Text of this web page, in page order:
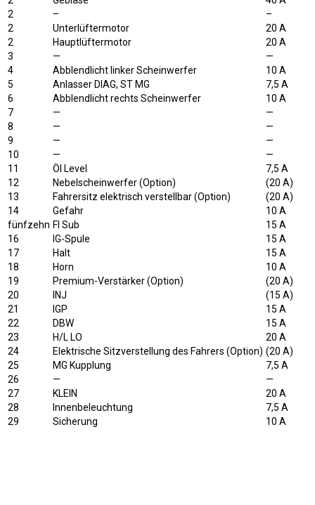
2
–
–
2
Unterlüftermotor
20 A
2
Hauptlüftermotor
20 A
3
—
—
4
Abblendlicht linker Scheinwerfer
10 A
5
Anlasser DIAG, ST MG
7,5 A
6
Abblendlicht rechts Scheinwerfer
10 A
7
—
—
8
—
—
9
—
—
10
—
—
11
Öl Level
7,5 A
12
Nebelscheinwerfer (Option)
(20 A)
13
Fahrersitz elektrisch verstellbar (Option)
(20 A)
14
Gefahr
10 A
fünfzehn FI Sub
15 A
16
IG-Spule
15 A
17
Halt
15 A
18
Horn
10 A
19
Premium-Verstärker (Option)
(20 A)
20
INJ
(15 A)
21
IGP
15 A
22
DBW
15 A
23
H/L LO
20 A
24
Elektrische Sitzverstellung des Fahrers (Option) (20 A)
25
MG Kupplung
7,5 A
26
—
—
27
KLEIN
20 A
28
Innenbeleuchtung
7,5 A
29
Sicherung 10 A